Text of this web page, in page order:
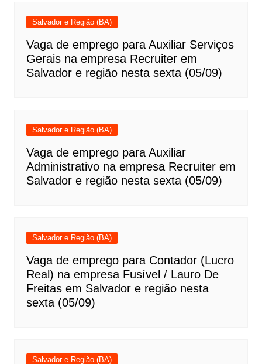
Salvador e Região (BA)
Vaga de emprego para Auxiliar Serviços
Gerais na empresa Recruiter em
Salvador e região nesta sexta (05/09)
Salvador e Região (BA)
Vaga de emprego para Auxiliar
Administrativo na empresa Recruiter em
Salvador e região nesta sexta (05/09)
Salvador e Região (BA)
Vaga de emprego para Contador (Lucro
Real) na empresa Fusível / Lauro De
Freitas em Salvador e região nesta
sexta (05/09)
Salvador e Região (BA)